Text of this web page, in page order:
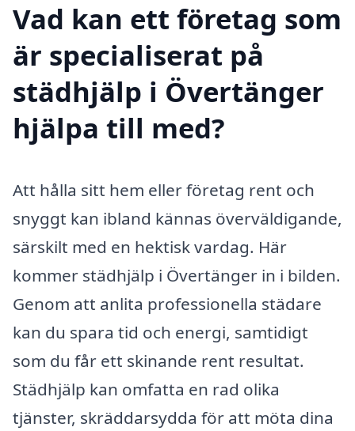
Vad kan ett företag som
är specialiserat på
städhjälp i Övertänger
hjälpa till med?
Att hålla sitt hem eller företag rent och
snyggt kan ibland kännas överväldigande,
särskilt med en hektisk vardag. Här
kommer städhjälp i Övertänger in i bilden.
Genom att anlita professionella städare
kan du spara tid och energi, samtidigt
som du får ett skinande rent resultat.
Städhjälp kan omfatta en rad olika
tjänster, skräddarsydda för att möta dina